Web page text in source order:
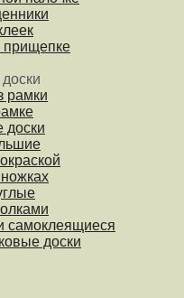
прищепке
рамки
доски
самоклеящиеся
доски